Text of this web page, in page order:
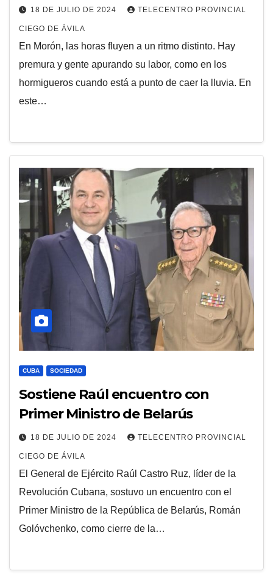
18 DE JULIO DE 2024 TELECENTRO PROVINCIAL
CIEGO DE ÁVILA
En Morón, las horas fluyen a un ritmo distinto. Hay
premura y gente apurando su labor, como en los
hormigueros cuando está a punto de caer la lluvia. En
este…
CUBA SOCIEDAD
Sostiene Raúl encuentro con
Primer Ministro de Belarús
18 DE JULIO DE 2024 TELECENTRO PROVINCIAL
CIEGO DE ÁVILA
El General de Ejército Raúl Castro Ruz, líder de la
Revolución Cubana, sostuvo un encuentro con el
Primer Ministro de la República de Belarús, Román
Golóvchenko, como cierre de la…